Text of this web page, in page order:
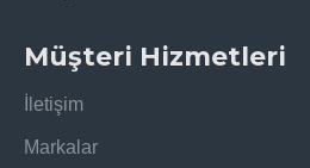
Müşteri Hizmetleri
İletişim
Markalar